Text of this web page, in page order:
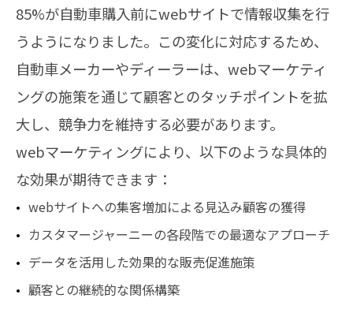
85%が自動車購入前にwebサイトで情報収集を行
うようになりました。この変化に対応するため、
自動車メーカーやディーラーは、webマーケティ
ングの施策を通じて顧客とのタッチポイントを拡
大し、競争力を維持する必要があります。
webマーケティングにより、以下のような具体的
な効果が期待できます：
webサイトへの集客増加による見込み顧客の獲得
カスタマージャーニーの各段階での最適なアプローチ
データを活用した効果的な販売促進施策
顧客との継続的な関係構築